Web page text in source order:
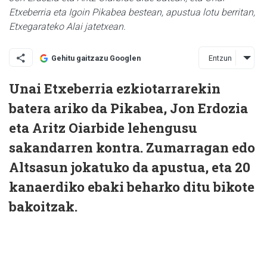
Etxeberria eta Igoin Pikabea bestean, apustua lotu berritan,
Etxegarateko Alai jatetxean.
Gehitu gaitzazu Googlen Entzun
Unai Etxeberria ezkiotarrarekin
batera ariko da Pikabea, Jon Erdozia
eta Aritz Oiarbide lehengusu
sakandarren kontra. Zumarragan edo
Altsasun jokatuko da apustua, eta 20
kanaerdiko ebaki beharko ditu bikote
bakoitzak.